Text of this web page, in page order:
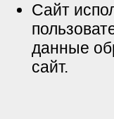
Сайт
данные
сайт.